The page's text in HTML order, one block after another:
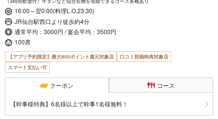
16:00～翌0:00(料理L.O.23:30)
JR仙台駅西口より徒歩約4分
通常平均：3000円 / 宴会平均：3500円
100席
【アプリ予約限定】最大800ポイント還元対象店
口コミ投稿特典対象店
スマート支払い可
クーポン コース
【幹事様特典】6名様以上で幹事1名様無料！